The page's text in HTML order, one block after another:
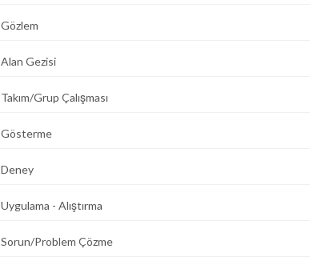
Gözlem
Alan Gezisi
Takım/Grup Çalışması
Gösterme
Deney
Uygulama - Alıştırma
Sorun/Problem Çözme